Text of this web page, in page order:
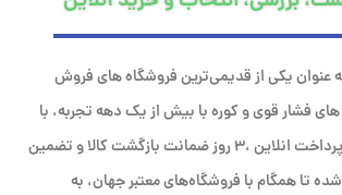
عنوان یکی از قدیمی‌ترین فروشگاه های فروش
فشار قوی و کوره با بیش از یک دهه تجربه، با
پایبندی به سه اصل، پرداخت انلاین ،۳ روز ضمانت بازگشت کالا و تضمین
تا همگام با فروشگاه‌های معتبر جهان، به